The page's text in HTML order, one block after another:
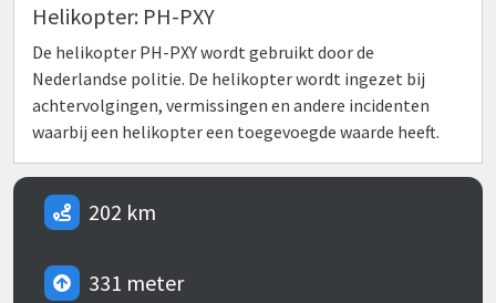
Helikopter: PH-PXY
De helikopter PH-PXY wordt gebruikt door de
Nederlandse politie. De helikopter wordt ingezet bij
achtervolgingen, vermissingen en andere incidenten
waarbij een helikopter een toegevoegde waarde heeft.
202 km
331 meter